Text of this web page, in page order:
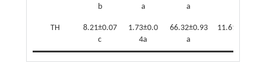
b
a
a
TH
8.21±0.07
c
1.73±0.0
4a
66.32±0.93
a
11.61±0.62